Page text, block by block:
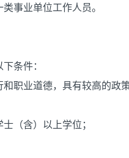
事业单位工作人员。
条件：
和职业道德，具有较高的政
（含）以上学位；